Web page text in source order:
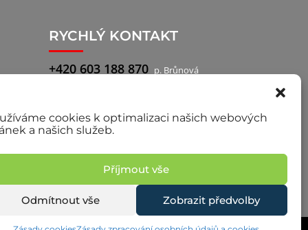
cookies k optimalizaci našich webových
a našich služeb.
Příjmout vše
Odmítnout vše Zobrazit předvolby
RYCHLÝ KONTAKT
+420 603 188 870 p. Brůnová